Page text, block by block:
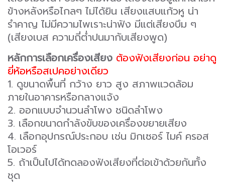
ข้างหลังหรือไกลๆ ไม่ได้ยิน เสียงแสบแก้วหู น่า
รำคาญ ไม่มีความไพเราะน่าฟัง มีแต่เสียงบึม ๆ
(เสียงเบส ความถี่ต่ำปนมากับเสียงพูด)
หลักการเลือกเครื่องเสียง ต้องฟังเสียงก่อน อย่าดู
ยี่ห้อหรือสเปคอย่างเดียว
1. ดูขนาดพื้นที่ กว้าง ยาว สูง สภาพแวดล้อม
ภายในอาคารหรือกลางแจ้ง
2. ออกแบบจำนวนลำโพง ชนิดลำโพง
3. เลือกขนาดกำลังขับของเครื่องขยายเสียง
4. เลือกอุปกรณ์ประกอบ เช่น มิกเซอร์ ไมค์ ครอส
โอเวอร์
5. ถ้าเป็นไปได้ทดลองฟังเสียงที่ต่อเข้าด้วยกันทั้ง
ชุด